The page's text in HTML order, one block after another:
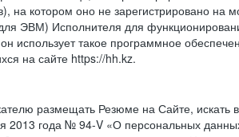
котором оно не зарегистрировано на
ЭВМ) Исполнителя для
такое программное
на сайте https://hh.kz.
размещать Резюме на Сайте, искать
2013 года № 94-V «О персональных